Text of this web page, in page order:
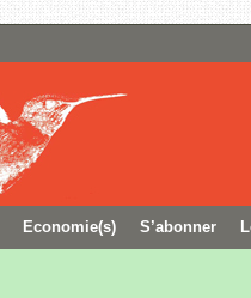
Economie(s) S’abonner